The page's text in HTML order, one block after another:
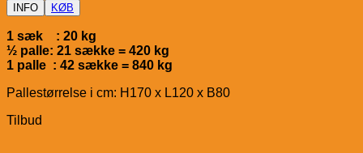
INFO KØB
1 sæk : 20 kg
½ palle: 21 sække = 420 kg
1 palle : 42 sække = 840 kg
Pallestørrelse i cm: H170 x L120 x B80
Tilbud